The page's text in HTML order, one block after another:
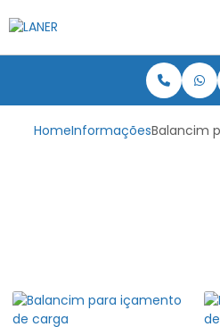
HomeInformaçõesBalancim